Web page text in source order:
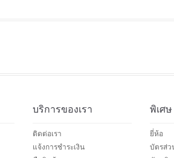
บริการของเรา
ติดต่อเรา
แจ้งการชำระเงิน
พิเศษ
ยี่ห้อ
บัตรส่ว